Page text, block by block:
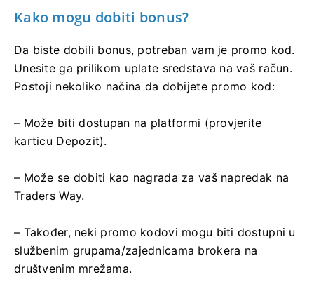
Kako mogu dobiti bonus?
Da biste dobili bonus, potreban vam je promo kod.
Unesite ga prilikom uplate sredstava na vaš račun.
Postoji nekoliko načina da dobijete promo kod:
– Može biti dostupan na platformi (provjerite
karticu Depozit).
– Može se dobiti kao nagrada za vaš napredak na
Traders Way.
– Također, neki promo kodovi mogu biti dostupni u
službenim grupama/zajednicama brokera na
društvenim mrežama.